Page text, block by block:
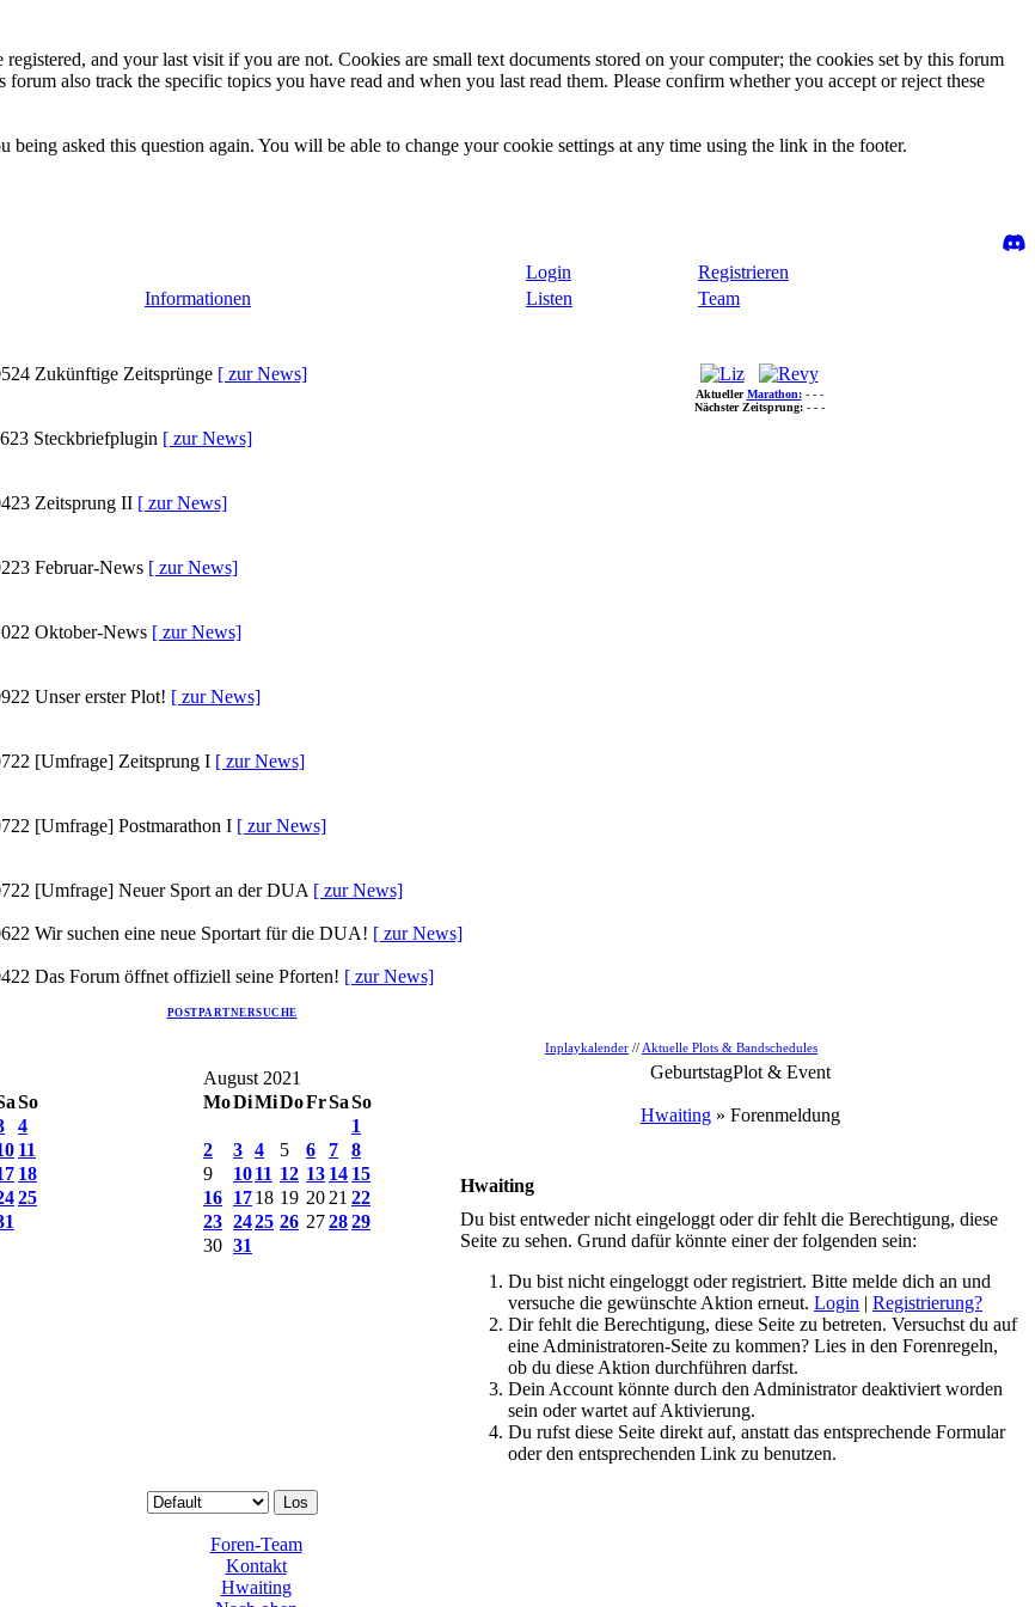
and your last visit if you are not. Cookies are small text documents stored on your computer; the cookies set by this forum
also track the specific topics you have read and when you last read them. Please confirm whether you accept or reject these
asked this question again. You will be able to change your cookie settings at any time using the link in the footer.
Login
Registrieren
Informationen Listen Team
Zukünftige Zeitsprünge [ zur News]
Steckbriefplugin [ zur News]
Zeitsprung II [ zur News]
Februar-News [ zur News]
Oktober-News [ zur News]
Unser erster Plot! [ zur News]
[Umfrage] Zeitsprung I [ zur News]
[Umfrage] Postmarathon I [ zur News]
[Umfrage] Neuer Sport an der DUA [ zur News]
Wir suchen eine neue Sportart für die DUA! [ zur News]
Das Forum öffnet offiziell seine Pforten! [ zur News]
AktuellerMarathon:- - -
Nächster Zeitsprung:- - -
POSTPARTNERSUCHE
Inplaykalender // Aktuelle Plots & Bandschedules
So
4
11
18
25
August 2021
MoDiMiDoFrSaSo
1
2
3 4 5 6 7
8
9
1011 12 13 14 15
16 1718 19 20 21 22
23 2425 26 272829
30 31
GeburtstagPlot & Event
Hwaiting » Forenmeldung
Hwaiting
Du bist entweder nicht eingeloggt oder dir fehlt die Berechtigung, diese
Seite zu sehen. Grund dafür könnte einer der folgenden sein:
Du bist nicht eingeloggt oder registriert. Bitte melde dich an und
versuche die gewünschte Aktion erneut. Login | Registrierung?
Dir fehlt die Berechtigung, diese Seite zu betreten. Versuchst du auf
eine Administratoren-Seite zu kommen? Lies in den Forenregeln,
ob du diese Aktion durchführen darfst.
Dein Account könnte durch den Administrator deaktiviert worden
sein oder wartet auf Aktivierung.
Du rufst diese Seite direkt auf, anstatt das entsprechende Formular
oder den entsprechenden Link zu benutzen.
Foren-Team
Kontakt
Hwaiting